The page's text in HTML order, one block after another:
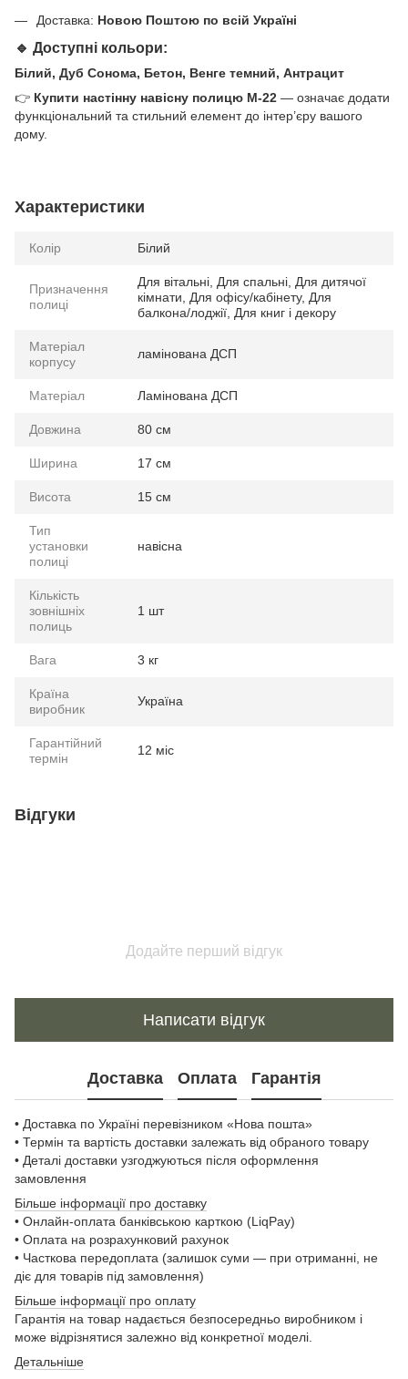
Доставка: Новою Поштою по всій Україні
🔹 Доступні кольори:
Білий, Дуб Сонома, Бетон, Венге темний, Антрацит
👉 Купити настінну навісну полицю M-22 — означає додати
функціональний та стильний елемент до інтер’єру вашого
дому.
Характеристики
Колір Білий
Призначення
полиці
Для вітальні, Для спальні, Для дитячої
кімнати, Для офісу/кабінету, Для
балкона/лоджії, Для книг і декору
Матеріал
корпусу
ламінована ДСП
Матеріал Ламінована ДСП
Довжина 80 см
Ширина 17 см
Висота 15 см
Тип
установки
полиці
навісна
Кількість
зовнішніх
полиць
1 шт
Вага 3 кг
Країна
виробник
Україна
Гарантійний
термін
12 міс
Відгуки
Додайте перший відгук
Написати відгук
Доставка Оплата Гарантія
• Доставка по Україні перевізником «Нова пошта»
• Термін та вартість доставки залежать від обраного товару
• Деталі доставки узгоджуються після оформлення
замовлення
Більше інформації про доставку
• Онлайн-оплата банківською карткою (LiqPay)
• Оплата на розрахунковий рахунок
• Часткова передоплата (залишок суми — при отриманні, не
діє для товарів під замовлення)
Більше інформації про оплату
Гарантія на товар надається безпосередньо виробником і
може відрізнятися залежно від конкретної моделі.
Детальніше